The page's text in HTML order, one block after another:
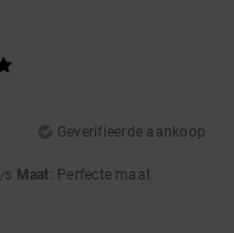
Geverifieerde aankoop
/5 Maat: Perfecte maat